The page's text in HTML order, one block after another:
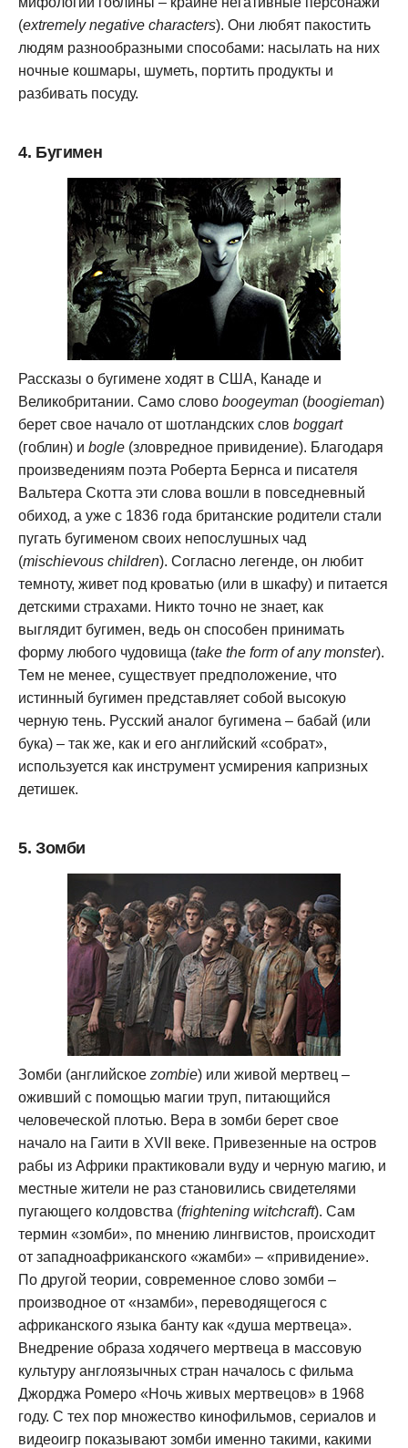
(extremely negative characters). Они любят пакостить
людям разнообразными способами: насылать на них
ночные кошмары, шуметь, портить продукты и
разбивать посуду.
4. Бугимен
Рассказы о бугимене ходят в США, Канаде и
Великобритании. Само слово boogeyman (boogieman)
берет свое начало от шотландских слов boggart
(гоблин) и bogle (зловредное привидение). Благодаря
произведениям поэта Роберта Бернса и писателя
Вальтера Скотта эти слова вошли в повседневный
обиход, а уже с 1836 года британские родители стали
пугать бугименом своих непослушных чад
(mischievous children). Согласно легенде, он любит
темноту, живет под кроватью (или в шкафу) и питается
детскими страхами. Никто точно не знает, как
выглядит бугимен, ведь он способен принимать
форму любого чудовища (take the form of any monster).
Тем не менее, существует предположение, что
истинный бугимен представляет собой высокую
черную тень. Русский аналог бугимена – бабай (или
бука) – так же, как и его английский «собрат»,
используется как инструмент усмирения капризных
детишек.
5. Зомби
Зомби (английское zombie) или живой мертвец –
оживший с помощью магии труп, питающийся
человеческой плотью. Вера в зомби берет свое
начало на Гаити в XVII веке. Привезенные на остров
рабы из Африки практиковали вуду и черную магию, и
местные жители не раз становились свидетелями
пугающего колдовства (frightening witchcraft). Сам
термин «зомби», по мнению лингвистов, происходит
от западноафриканского «жамби» – «привидение».
По другой теории, современное слово зомби –
производное от «нзамби», переводящегося с
африканского языка банту как «душа мертвеца».
Внедрение образа ходячего мертвеца в массовую
культуру англоязычных стран началось с фильма
Джорджа Ромеро «Ночь живых мертвецов» в 1968
году. С тех пор множество кинофильмов, сериалов и
видеоигр показывают зомби именно такими, какими